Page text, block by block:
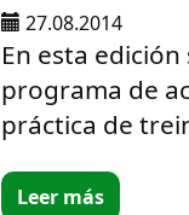
27.08.2014
En esta
programa de
práctica de
Leer más